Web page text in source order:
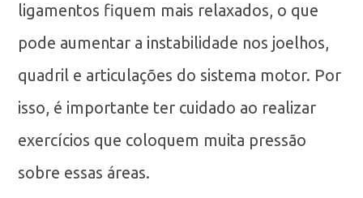
ligamentos fiquem mais relaxados, o que
pode aumentar a instabilidade nos joelhos,
quadril e articulações do sistema motor. Por
isso, é importante ter cuidado ao realizar
exercícios que coloquem muita pressão
sobre essas áreas.